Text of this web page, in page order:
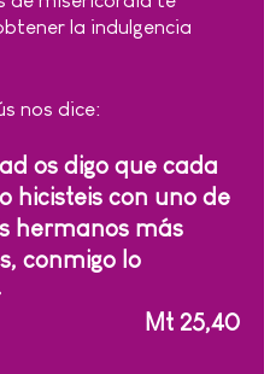
la indulgencia
nos dice:
os digo que cada
hicisteis con uno de
hermanos más
conmigo lo
Mt 25,40